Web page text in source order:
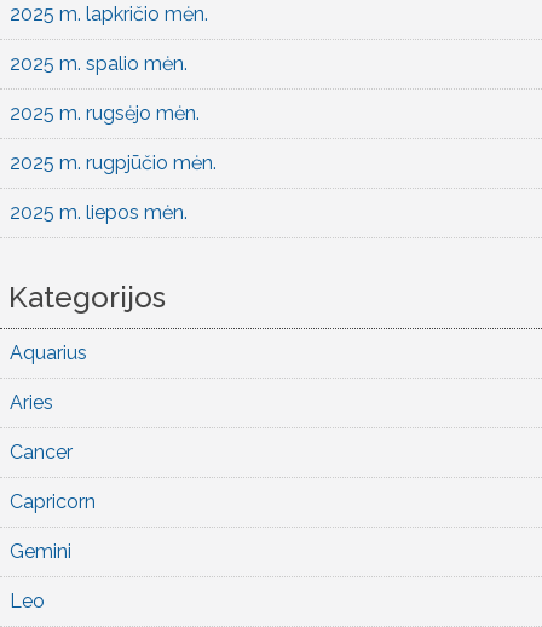
2025 m. lapkričio mėn.
2025 m. spalio mėn.
2025 m. rugsėjo mėn.
2025 m. rugpjūčio mėn.
2025 m. liepos mėn.
Kategorijos
Aquarius
Aries
Cancer
Capricorn
Gemini
Leo